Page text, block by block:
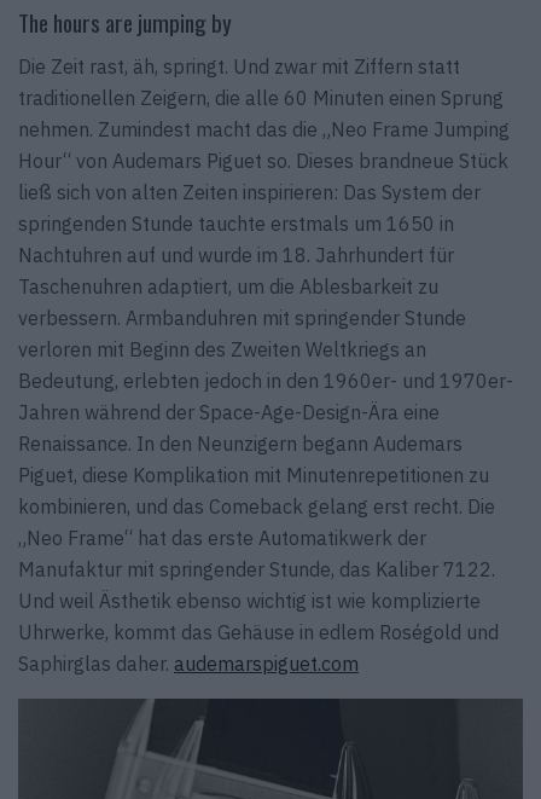
The hours are jumping by
Die Zeit rast, äh, springt. Und zwar mit Ziffern statt
traditionellen Zeigern, die alle 60 Minuten einen Sprung
nehmen. Zumindest macht das die „Neo Frame Jumping
Hour“ von Audemars Piguet so. Dieses brandneue Stück
ließ sich von alten Zeiten inspirieren: Das System der
springenden Stunde tauchte erstmals um 1650 in
Nachtuhren auf und wurde im 18. Jahrhundert für
Taschenuhren adaptiert, um die Ablesbarkeit zu
verbessern. Armbanduhren mit springender Stunde
verloren mit Beginn des Zweiten Weltkriegs an
Bedeutung, erlebten jedoch in den 1960er- und 1970er-
Jahren während der Space-Age-Design-Ära eine
Renaissance. In den Neunzigern begann Audemars
Piguet, diese Komplikation mit Minutenrepetitionen zu
kombinieren, und das Comeback gelang erst recht. Die
„Neo Frame“ hat das erste Automatikwerk der
Manufaktur mit springender Stunde, das Kaliber 7122.
Und weil Ästhetik ebenso wichtig ist wie komplizierte
Uhrwerke, kommt das Gehäuse in edlem Roségold und
Saphirglas daher. audemarspiguet.com